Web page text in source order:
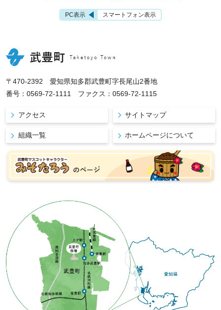
PC表示 スマートフォン表示
〒470-2392 愛知県知多郡武豊町字長尾山2番地
番号：0569-72-1111 ファクス：0569-72-1115
アクセス サイトマップ
組織一覧 ホームページについて